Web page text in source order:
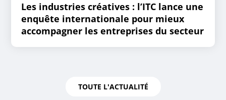
Les industries créatives : l’ITC lance une
enquête internationale pour mieux
accompagner les entreprises du secteur
TOUTE L'ACTUALITÉ